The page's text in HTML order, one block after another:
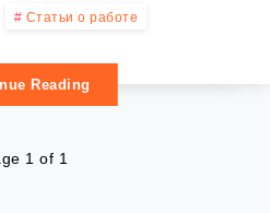
Статьи о работе
Reading
1 of 1